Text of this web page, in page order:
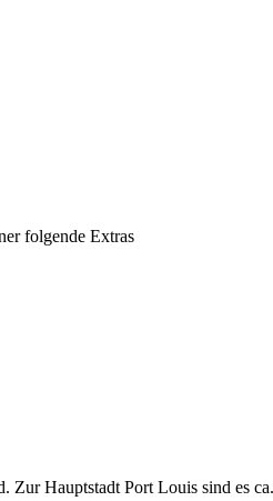
folgende Extras
Hauptstadt Port Louis sind es